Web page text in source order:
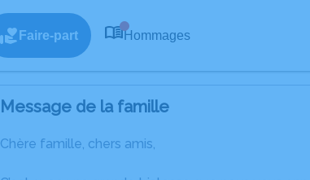
Faire-part Hommages
Message de la famille
Chère famille, chers amis,